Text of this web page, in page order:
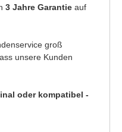
3 Jahre Garantie auf
groß
unsere Kunden
oder kompatibel -